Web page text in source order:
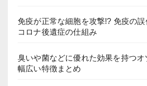
免疫が正常な細胞を攻撃!? 免疫の
コロナ後遺症の仕組み
臭いや菌などに優れた効果を持つ
幅広い特徴まとめ